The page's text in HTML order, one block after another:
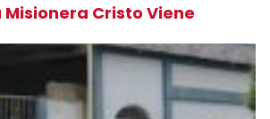
Cristo Viene